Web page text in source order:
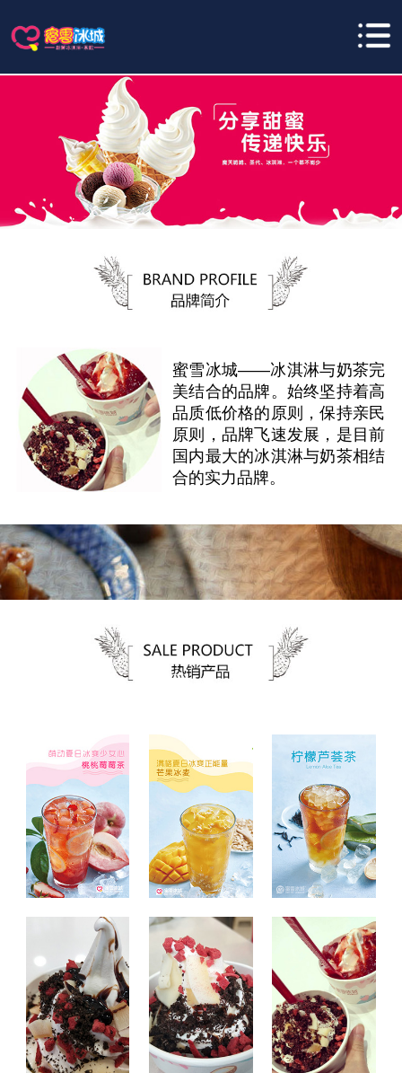
蜜雪冰城——冰淇淋与奶茶完
美结合的品牌。始终坚持着高
品质低价格的原则，保持亲民
原则，品牌飞速发展，是目前
国内最大的冰淇淋与奶茶相结
合的实力品牌。